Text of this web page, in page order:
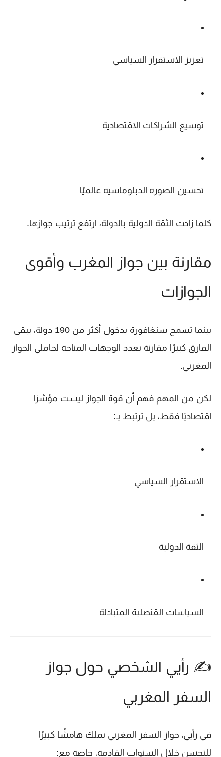
تعزيز الاستقرار السياسي
توسيع الشراكات الاقتصادية
تحسين الصورة الدبلوماسية عالميًا
كلما زادت الثقة الدولية بالدولة، ارتفع ترتيب جوازها.
مقارنة بين جواز المغرب وأقوى
الجوازات
بينما تسمح سنغافورة
بدخول أكثر من 190 دولة، يبقى
الفارق كبيرًا مقارنة بعدد الوجهات المتاحة لحاملي الجواز
المغربي.
لكن من المهم فهم أن قوة الجواز ليست مؤشرًا
اقتصاديًا فقط، بل ترتبط بـ:
الاستقرار السياسي
الثقة الدولية
السياسات القنصلية المتبادلة
✍️ رأيي الشخصي حول جواز
السفر المغربي
في رأيي، جواز السفر المغربي يملك هامشًا كبيرًا
للتحسن خلال السنوات القادمة، خاصة مع: